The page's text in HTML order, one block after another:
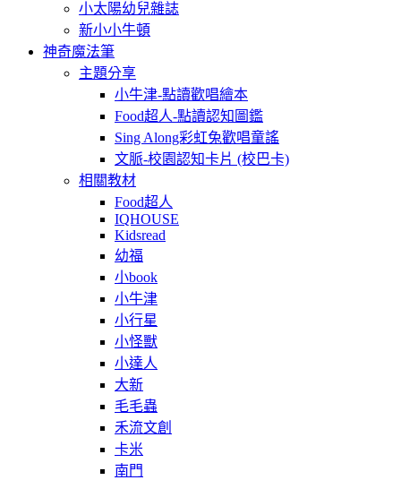
小太陽幼兒雜誌
新小小牛頓
神奇魔法筆
主題分享
小牛津-點讀歡唱繪本
Food超人-點讀認知圖鑑
Sing Along彩虹兔歡唱童謠
文脈-校園認知卡片 (校巴卡)
相關教材
Food超人
IQHOUSE
Kidsread
幼福
小book
小牛津
小行星
小怪獸
小達人
大新
毛毛蟲
禾流文創
卡米
南門